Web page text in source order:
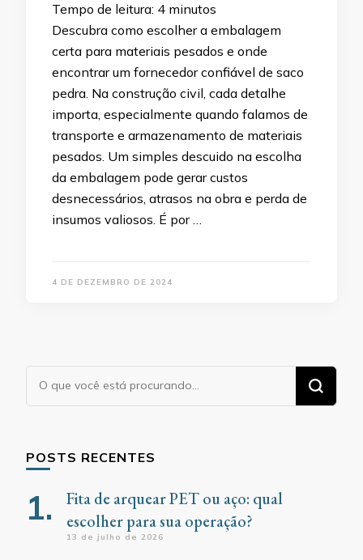
Tempo de leitura: 4 minutos
Descubra como escolher a embalagem
certa para materiais pesados e onde
encontrar um fornecedor confiável de saco
pedra. Na construção civil, cada detalhe
importa, especialmente quando falamos de
transporte e armazenamento de materiais
pesados. Um simples descuido na escolha
da embalagem pode gerar custos
desnecessários, atrasos na obra e perda de
insumos valiosos. É por …
4 DE DEZEMBRO DE 2024
Procurando
algo?
POSTS RECENTES
Fita de arquear PET ou aço: qual
escolher para sua operação?
13 de julho de 2026